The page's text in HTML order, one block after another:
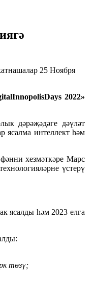
25 Ноября
2022»
дәрәҗәдәге дәүләт
ясалма интеллект һәм
хезмәткәре Марс
үстерү
ясалды һәм 2023 елга
төзү;